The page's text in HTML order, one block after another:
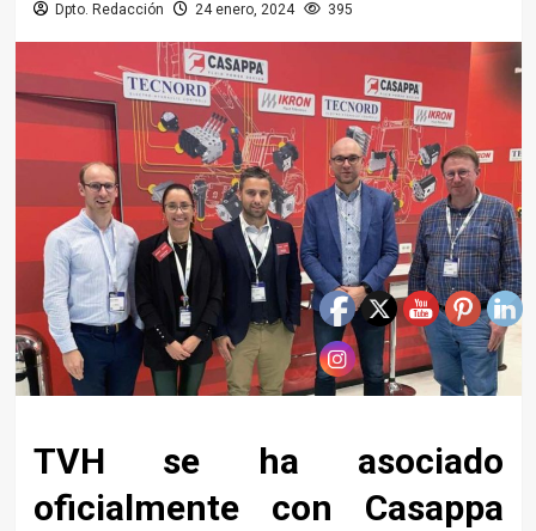
Dpto. Redacción 24 enero, 2024 395
TVH se ha asociado
oficialmente con Casappa